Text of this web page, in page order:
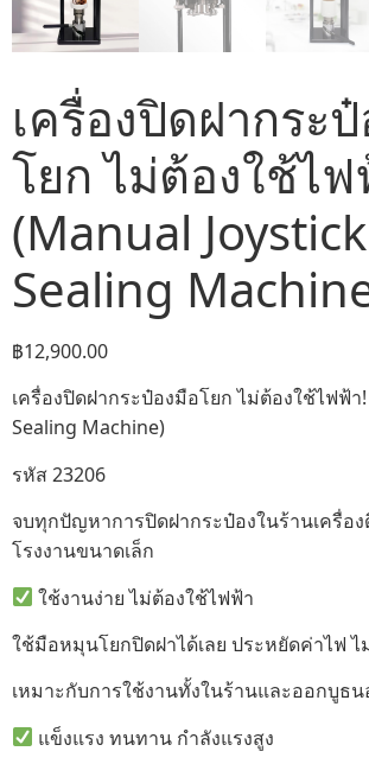
เครื่องปิดฝากระ
โยก ไม่ต้องใช้ไฟ
(Manual Joystick
Sealing
฿12,900.00
เครื่องปิดฝากระป๋องมือโยก ไม่ต้องใช้ไฟฟ้า
Sealing Machine)
รหัส 23206
จบทุกปัญหาการปิดฝากระป๋องในร้านเครื่อ
โรงงานขนาดเล็ก
ใช้งานง่าย ไม่ต้องใช้ไฟฟ้า
ใช้มือหมุนโยกปิดฝาได้เลย ประหยัดค่าไฟ
เหมาะกับการใช้งานทั้งในร้านและออกบูธ
แข็งแรง ทนทาน กำลังแรงสูง